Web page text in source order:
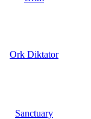
Ork Diktator
Sanctuary